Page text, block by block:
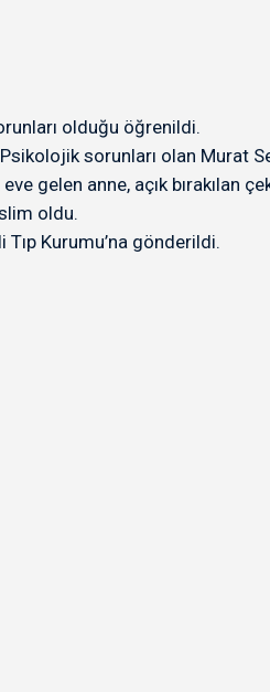
olduğu öğrenildi.
sorunları olan Murat
anne, açık bırakılan
oldu.
Tıp Kurumu’na gönderildi.